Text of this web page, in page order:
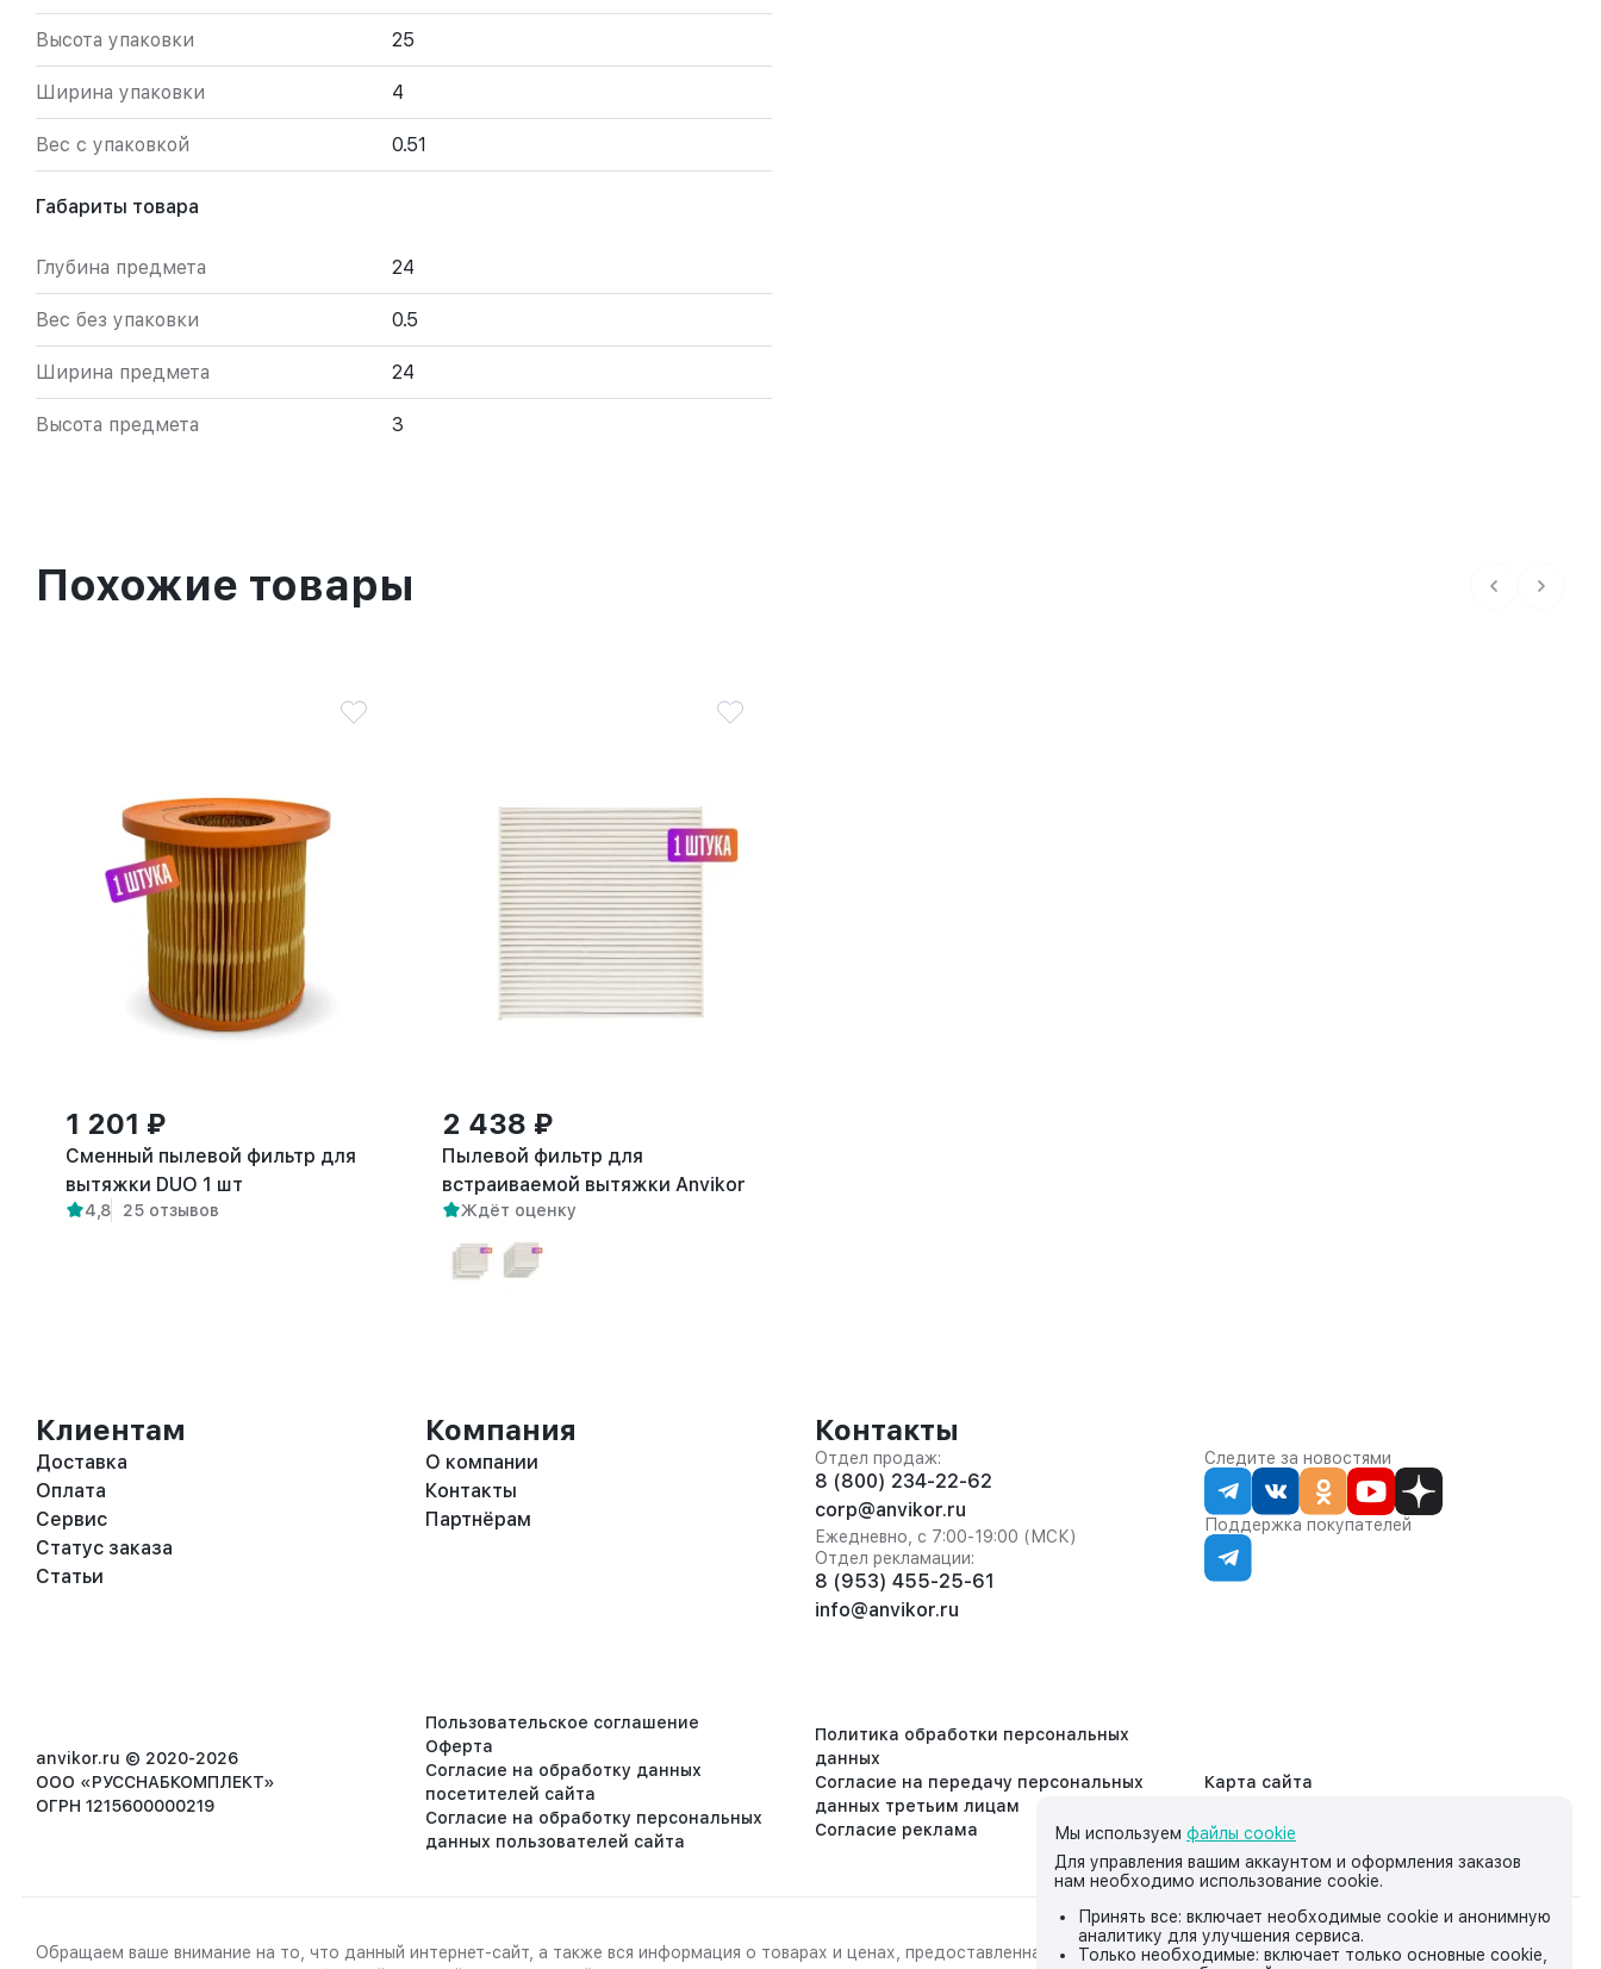
Высота упаковки 25
Ширина упаковки 4
Вес с упаковкой 0.51
Габариты товара
Глубина предмета 24
Вес без упаковки 0.5
Ширина предмета 24
Высота предмета 3
Похожие товары
1 201 ₽
Сменный пылевой фильтр для
вытяжки DUO 1 шт
4,8 25 отзывов
2 438 ₽
Пылевой фильтр для
встраиваемой вытяжки Anvikor
FLOW
Ждёт оценку
Клиентам
Доставка
Оплата
Сервис
Статус заказа
Статьи
Компания
О компании
Контакты
Партнёрам
Контакты
Отдел продаж:
8 (800) 234-22-62
corp@anvikor.ru
Ежедневно, с 7:00-19:00 (МСК)
Отдел рекламации:
8 (953) 455-25-61
info@anvikor.ru
Следите за новостями
Поддержка покупателей
anvikor.ru © 2020-2026
ООО «РУССНАБКОМПЛЕКТ»
ОГРН 1215600000219
Пользовательское соглашение
Оферта
Согласие на обработку данных
посетителей сайта
Согласие на обработку персональных
данных пользователей сайта
Политика обработки персональных
данных
Согласие на передачу персональных
данных третьим лицам
Согласие реклама
Карта сайта
Обращаем ваше внимание на то, что данный интернет-сайт, а также вся информация о товарах и ценах, предоставленная на нём, носит исключительно информационный характер и ни
Мы используем файлы cookie
Для управления вашим аккаунтом и оформления заказов
нам необходимо использование cookie.
Принять все: включает необходимые cookie и анонимную
аналитику для улучшения сервиса.
Только необходимые: включает только основные cookie,